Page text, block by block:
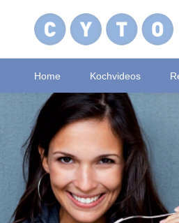
Home Kochvideos